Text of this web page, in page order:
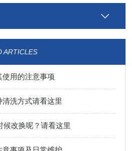
ARTICLES
用的注意事项
洗方式请看这里
候改换呢？请看这里